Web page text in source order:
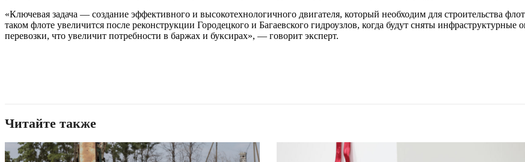
«Ключевая задача — создание эффективного и высокотехнологичного двигателя, который необходим для строительства
таком флоте увеличится после реконструкции Городецкого и Багаевского гидроузлов, когда будут сняты
перевозки, что увеличит потребности в баржах и буксирах», — говорит эксперт.
Читайте также